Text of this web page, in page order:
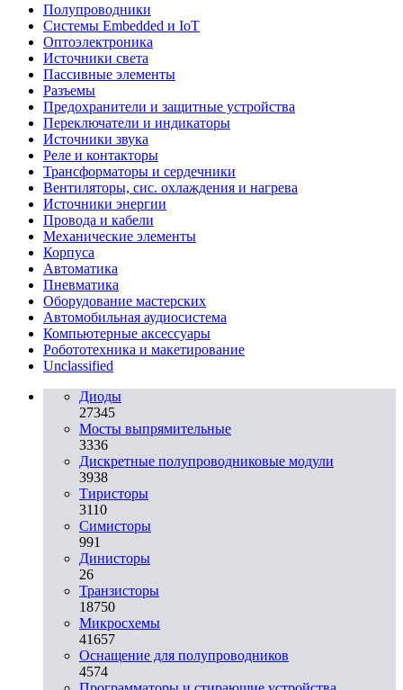
Полупроводники
Системы Embedded и IoT
Oптоэлектроника
Источники света
Пассивные элементы
Разъeмы
Предохранители и защитные устройства
Переключатели и индикаторы
Источники звука
Реле и контакторы
Трансформаторы и сердечники
Вентиляторы, сис. охлаждения и нагрева
Источники энергии
Провода и кабели
Механические элементы
Корпуса
Автоматика
Пневматика
Оборудование мастерских
Автомобильная аудиосистема
Компьютерные аксессуары
Робототехника и макетирование
Unclassified
Диоды
27345
Мосты выпрямительные
3336
Дискретные полупроводниковые модули
3938
Тиристоры
3110
Симисторы
991
Динисторы
26
Транзисторы
18750
Микросхемы
41657
Оснащение для полупроводников
4574